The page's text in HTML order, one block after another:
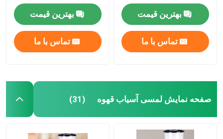
بهترین قیمت
تماس با ما
بهترین قیمت
تماس با ما
صفحه نمایش لمسی آسیاب قهوه (31)